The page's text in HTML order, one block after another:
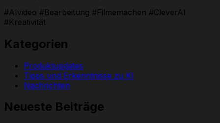
#AIvideo #Bearbeitung #Filmemachen #CleverAI
#Kreativität
Kategorien
Produktupdates
Tipps und Erkenntnisse zu KI
Nachrichten
Neueste Beiträge